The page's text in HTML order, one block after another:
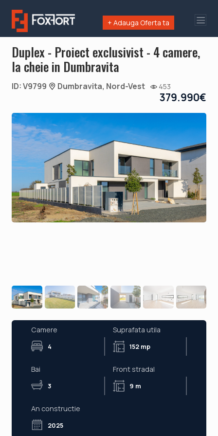
+ Adauga Oferta ta
Duplex - Proiect exclusivist - 4 camere,
la cheie in Dumbravita
ID: V9799 Dumbravita, Nord-Vest 453
379.990€
Camere
4
Suprafata utila
152 mp
Bai
3
Front stradal
9 m
An constructie
2025